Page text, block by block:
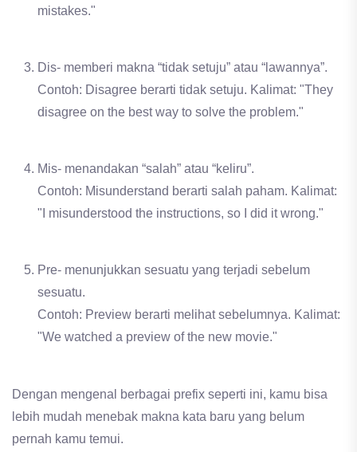
mistakes."
Dis- memberi makna “tidak setuju” atau “lawannya”.
Contoh: Disagree berarti tidak setuju. Kalimat: "They
disagree on the best way to solve the problem."
Mis- menandakan “salah” atau “keliru”.
Contoh: Misunderstand berarti salah paham. Kalimat:
"I misunderstood the instructions, so I did it wrong."
Pre- menunjukkan sesuatu yang terjadi sebelum
sesuatu.
Contoh: Preview berarti melihat sebelumnya. Kalimat:
"We watched a preview of the new movie."
Dengan mengenal berbagai prefix seperti ini, kamu bisa
lebih mudah menebak makna kata baru yang belum
pernah kamu temui.